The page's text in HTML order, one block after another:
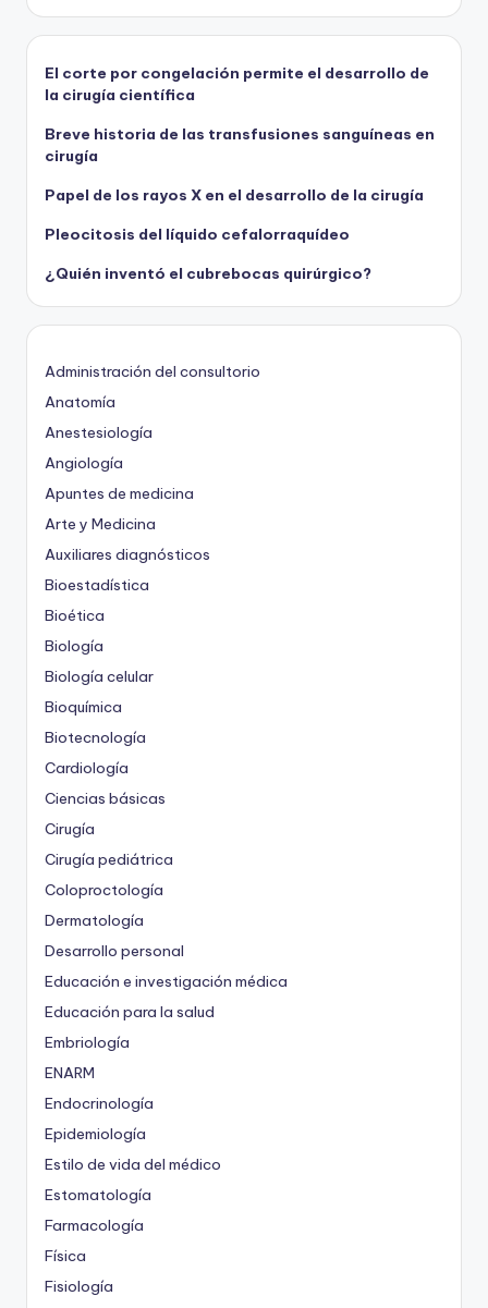
El corte por congelación permite el desarrollo de
la cirugía científica
Breve historia de las transfusiones sanguíneas en
cirugía
Papel de los rayos X en el desarrollo de la cirugía
Pleocitosis del líquido cefalorraquídeo
¿Quién inventó el cubrebocas quirúrgico?
Administración del consultorio
Anatomía
Anestesiología
Angiología
Apuntes de medicina
Arte y Medicina
Auxiliares diagnósticos
Bioestadística
Bioética
Biología
Biología celular
Bioquímica
Biotecnología
Cardiología
Ciencias básicas
Cirugía
Cirugía pediátrica
Coloproctología
Dermatología
Desarrollo personal
Educación e investigación médica
Educación para la salud
Embriología
ENARM
Endocrinología
Epidemiología
Estilo de vida del médico
Estomatología
Farmacología
Física
Fisiología